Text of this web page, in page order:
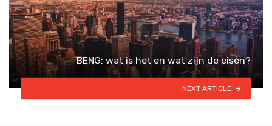
BENG: wat is het en wat zijn de eisen?
NEXT ARTICLE